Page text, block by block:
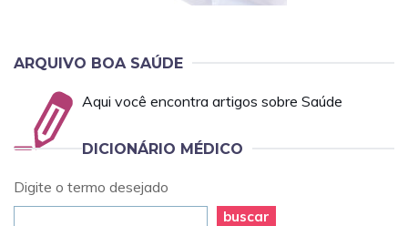
ARQUIVO BOA SAÚDE
Aqui você encontra artigos sobre Saúde
DICIONÁRIO MÉDICO
Digite o termo desejado
buscar